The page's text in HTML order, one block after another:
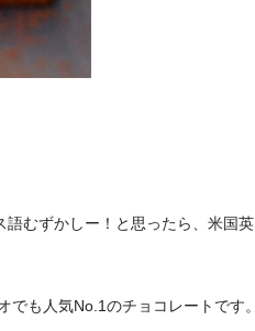
むずかしー！と思ったら、米国英
でも人気No.1のチョコレートです。